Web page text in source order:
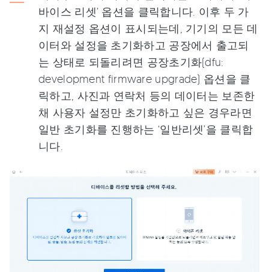
바이스 리셋’ 옵션을 클릭합니다. 이후 두 가
지 재설정 옵션이 표시되는데, 기기의 모든 데
이터와 설정을 초기화하고 공장에서 출고되
는 상태로 되돌리려면 공장초기화(dfu:
development firmware upgrade) 옵션을 클
릭하고, 사진과 연락처 등의 데이터는 보존한
채 사용자 설정만 초기화하고 싶은 경우라면
일반 초기화를 진행하는 ‘일반리셋’을 클릭합
니다.